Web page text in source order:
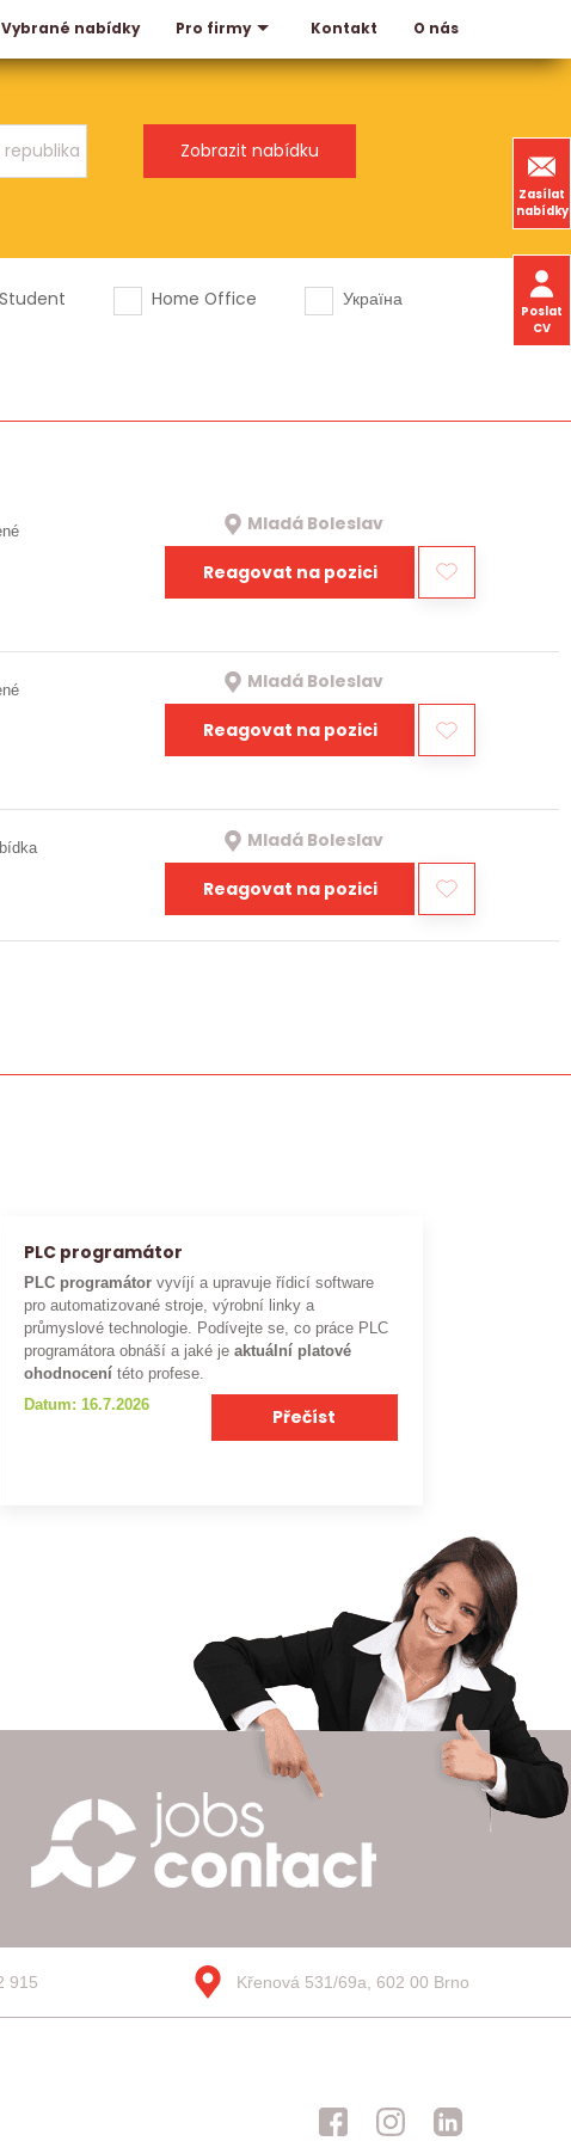
Vybrané nabídky Pro firmy Kontakt O nás
Zasílat
nabídky
Poslat
CV
Student Home Office
Україна
Mladá Boleslav
Reagovat na pozici
Mladá Boleslav
Reagovat na pozici
Mladá Boleslav
Reagovat na pozici
PLC programátor
PLC programátor vyvíjí a upravuje řídicí software
pro automatizované stroje, výrobní linky a
průmyslové technologie. Podívejte se, co práce PLC
programátora obnáší a jaké je aktuální platové
ohodnocení této profese.
Datum: 16.7.2026
Přečíst
915 Křenová 531/69a, 602 00 Brno